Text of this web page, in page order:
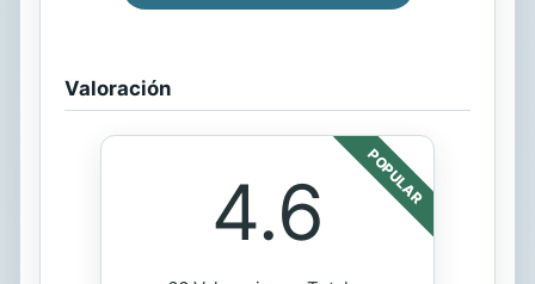
Valoración
POPULAR
4.6